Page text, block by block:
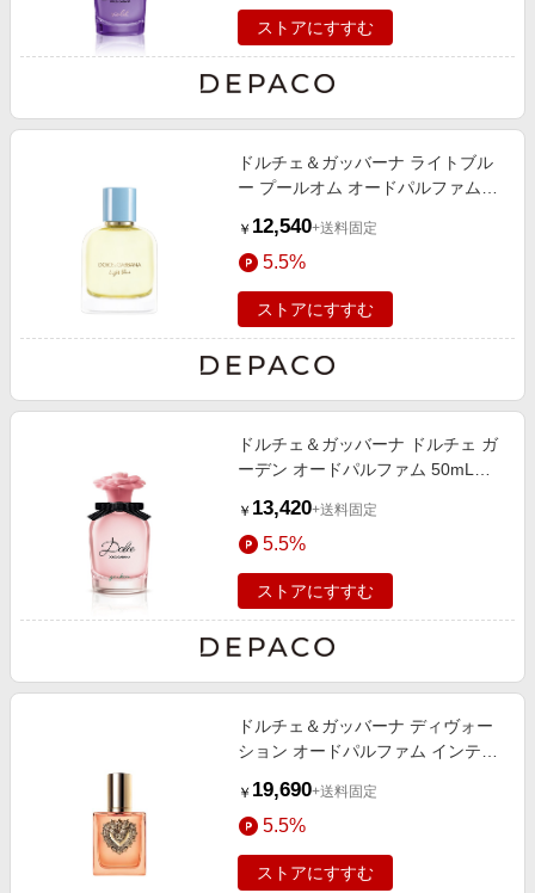
ストアにすすむ
ドルチェ＆ガッバーナ ライトブル
ー プールオム オードパルファム
￥ 12,540+送料固定
5.5%
ストアにすすむ
ドルチェ＆ガッバーナ ドルチェ ガ
ーデン オードパルファム 50mL
￥ 13,420+送料固定
5.5%
ストアにすすむ
ドルチェ＆ガッバーナ ディヴォー
ション オードパルファム インテン
￥ 19,690+送料固定
5.5%
ストアにすすむ